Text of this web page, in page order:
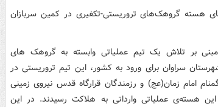
۴ نفر از اعضای هسته گروهک‌های تروریستی-تکفیری در کمین سربازان
بر تلاش یک تیم عملیاتی وابسته به گروهک های
سراوان برای ورود به کشور، این تیم تروریستی در
گمنام امام زمان(عج) و رزمندگان قرارگاه قدس نیروی زمینی
تمامی ۴ تروریست این هسته‌ی عملیاتی وارداتی به هلاکت رسیدند. در این